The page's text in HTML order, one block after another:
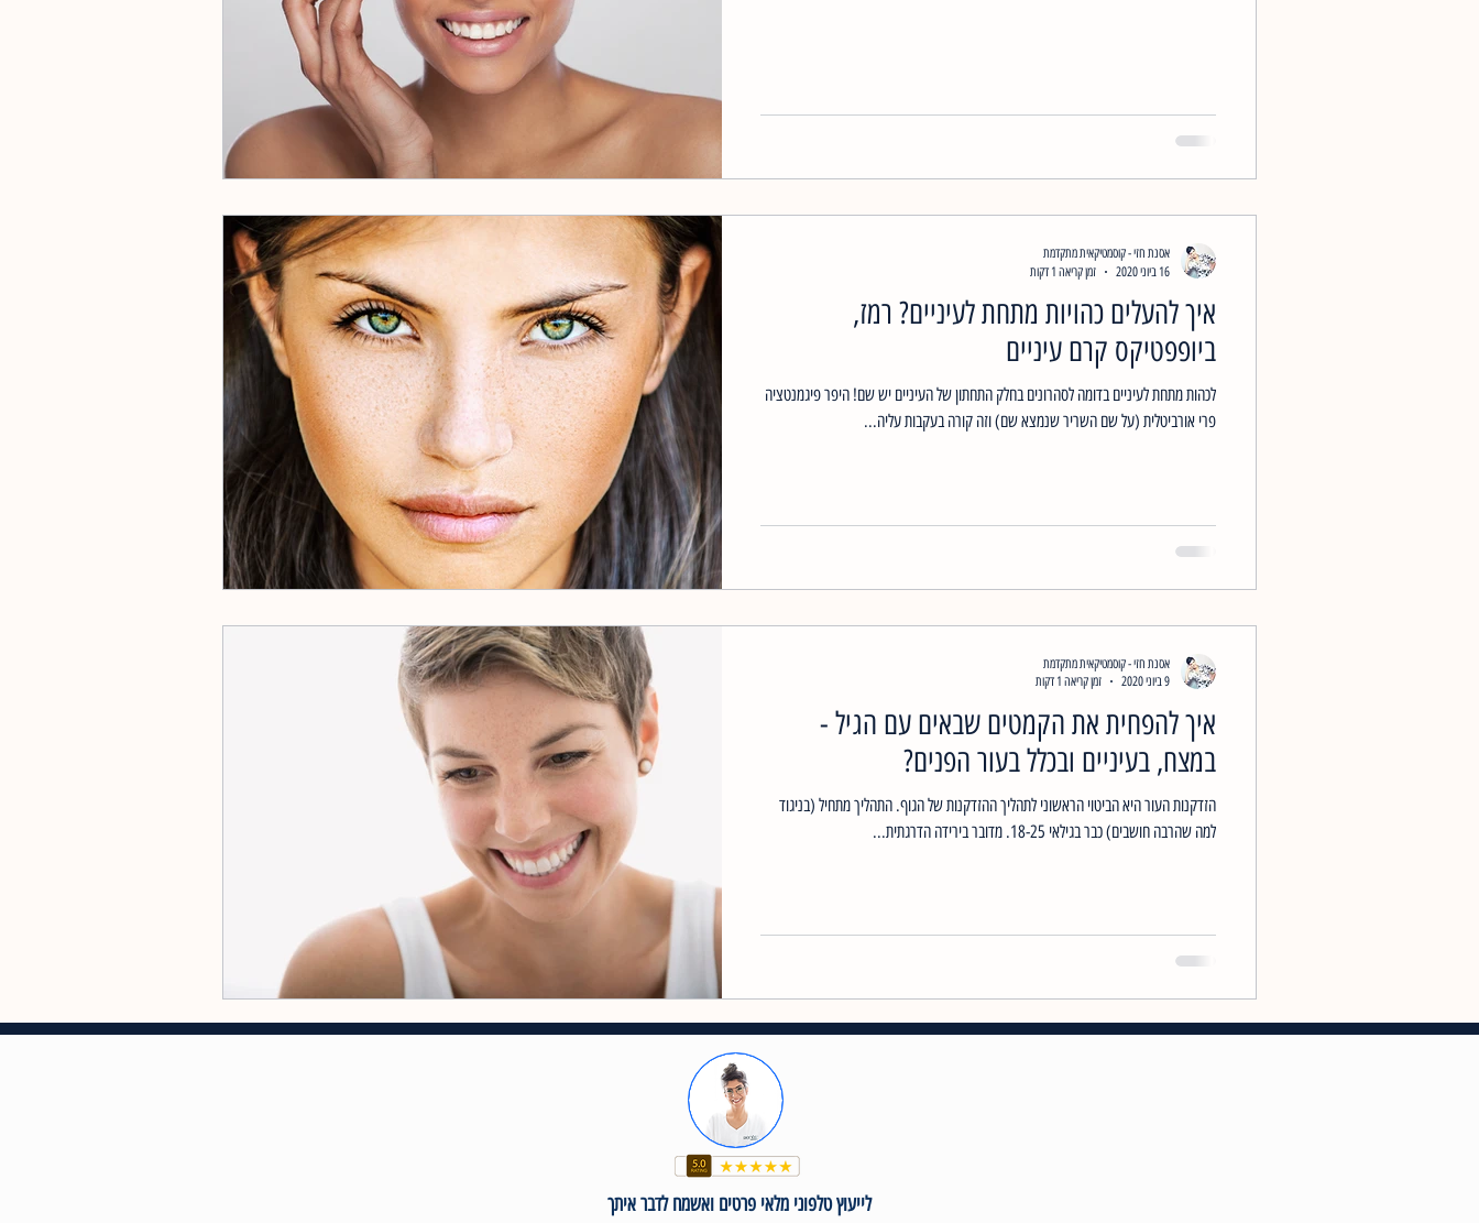
איך להעלים כהויות מתחת לעיניים? רמז,
ביופפטיקס קרם עיניים
לכהות מתחת לעיניים בדומה לסהרונים בחלק התחתון של העיניים יש שם! היפר פיגמנטציה
פרי אורביטלית (על שם השריר שנמצא שם) וזה קורה בעקבות עליה...
אסנת חזי - קוסמטיקאית מתקדמת
16 ביוני 2020
זמן קריאה 1 דקות
איך להפחית את הקמטים שבאים עם הגיל -
במצח, בעיניים ובכלל בעור הפנים?
הזדקנות העור היא הביטוי הראשוני לתהליך ההזדקנות של הגוף. התהליך מתחיל (בניגוד
למה שהרבה חושבים) כבר בגילאי 18-25. מדובר בירידה הדרגתית...
אסנת חזי - קוסמטיקאית מתקדמת
9 ביוני 2020
זמן קריאה 1 דקות
לייעוץ טלפוני מלאי פרטים ואשמח לדבר איתך